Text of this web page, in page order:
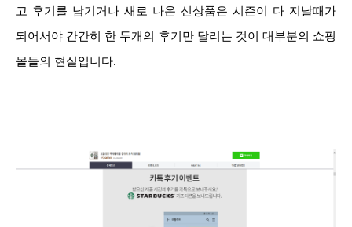
고 후기를 남기거나 새로 나온 신상품은 시즌이 다 지날때가
되어서야 간간히 한 두개의 후기만 달리는 것이 대부분의 쇼핑
몰들의 현실입니다.